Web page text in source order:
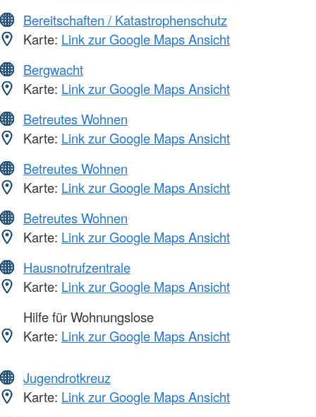
Bereitschaften / Katastrophenschutz
Karte: Link zur Google Maps Ansicht
Bergwacht
Karte: Link zur Google Maps Ansicht
Betreutes Wohnen
Karte: Link zur Google Maps Ansicht
Betreutes Wohnen
Karte: Link zur Google Maps Ansicht
Betreutes Wohnen
Karte: Link zur Google Maps Ansicht
Hausnotrufzentrale
Karte: Link zur Google Maps Ansicht
Hilfe für Wohnungslose
Karte: Link zur Google Maps Ansicht
Jugendrotkreuz
Karte: Link zur Google Maps Ansicht